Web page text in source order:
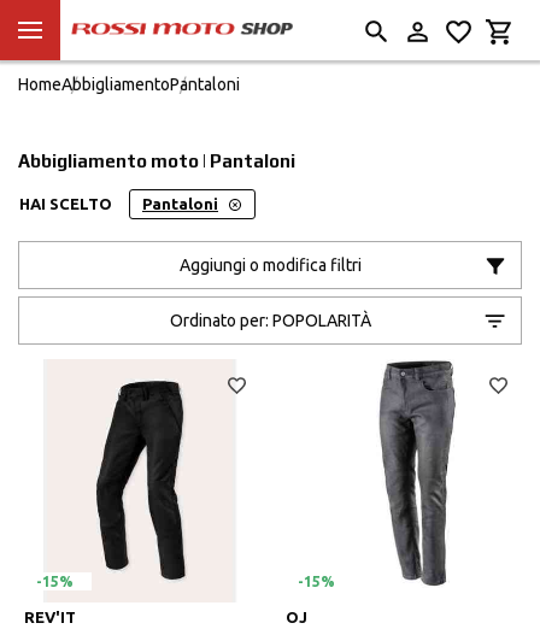
HomeAbbigliamentoPantaloni
Abbigliamento moto | Pantaloni
HAI SCELTO Pantaloni
Aggiungi o modifica filtri
Ordinato per: POPOLARITÀ
-15%
S
REV'IT
-15%
48
OJ